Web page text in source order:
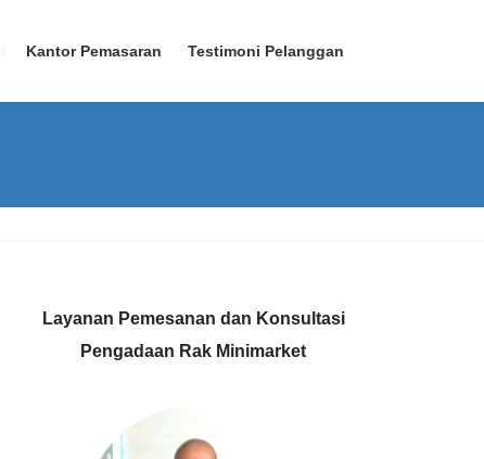
Kantor Pemasaran Testimoni Pelanggan
Layanan Pemesanan dan Konsultasi
Pengadaan Rak Minimarket